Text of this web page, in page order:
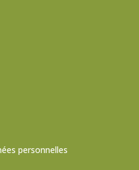
personnelles